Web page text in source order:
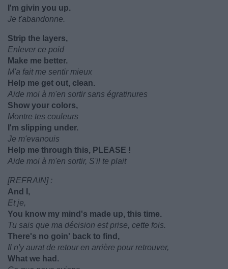
I'm givin you up.
Je t'abandonne.
Strip the layers,
Enlever ce poid
Make me better.
M'a fait me sentir mieux
Help me get out, clean.
Aide moi à m'en sortir sans égratinures
Show your colors,
Montre tes couleurs
I'm slipping under.
Je m'evanouis
Help me through this, PLEASE !
Aide moi à m'en sortir, S'il te plait
[REFRAIN] :
And I,
Et je,
You know my mind's made up, this time.
Tu sais que ma décision est prise, cette fois.
There's no goin' back to find,
Il n'y aurat de retour en arrière pour retrouver,
What we had.